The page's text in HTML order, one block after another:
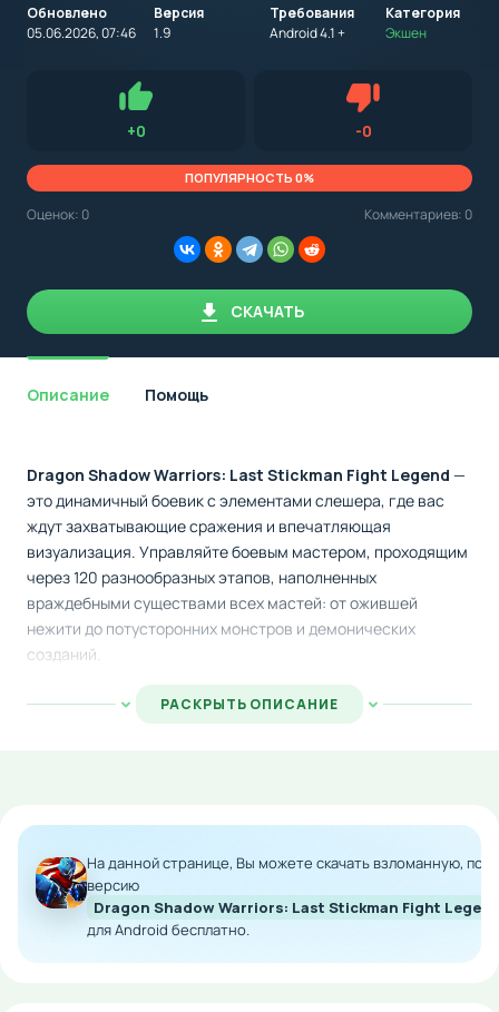
Обновлено
05.06.2026, 07:46
Версия
1.9
Требования
Android 4.1 +
на
устройство
с
указываем
минимальные
необходимые
Категория
Экшен
обращать внимание на установленную версию Android
OS. Мы указываем минимально необходимую версию для
+0Нравится -0Не нравится
ПОПУЛЯРНОСТЬ 0%
Оценок: 0 Комментариев: 0
СКАЧАТЬ
Описание Помощь
Dragon Shadow Warriors: Last Stickman Fight Legend —
это динамичный боевик с элементами слешера, где вас
ждут захватывающие сражения и впечатляющая
визуализация. Управляйте боевым мастером, проходящим
через 120 разнообразных этапов, наполненных
враждебными существами всех мастей: от ожившей
нежити до потусторонних монстров и демонических
созданий.
Сражайтесь, используя мощные удары и сложные
комбинации атак, сокрушая толпы противников и одолевая
Бесконечные финансовые ресурсы для покупок
Быстрое развитие персонажа и оружия
Полная свобода в совершенствовании
РАСКРЫТЬ ОПИСАНИЕ
На данной странице, Вы можете скачать взломанную,
версию
Dragon Shadow Warriors: Last Stickman Fight
для Android бесплатно.